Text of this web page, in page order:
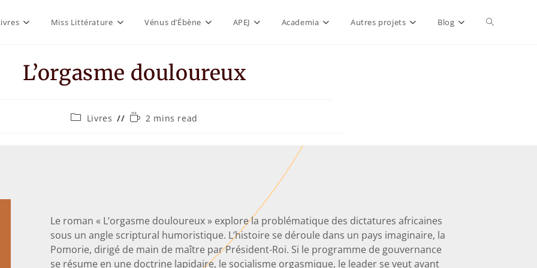
Miss Littérature Vénus d’Ébène APEJ Academia Autres projets Blog
L’orgasme douloureux
Livres 2 mins read
Le roman « L’orgasme douloureux » explore la problématique des dictatures africaines
sous un angle scriptural humoristique. L’histoire se déroule dans un pays imaginaire, la
Pomorie, dirigé de main de maître par Président-Roi. Si le programme de gouvernance
se résume en une doctrine lapidaire, le socialisme orgasmique, le leader se veut avant